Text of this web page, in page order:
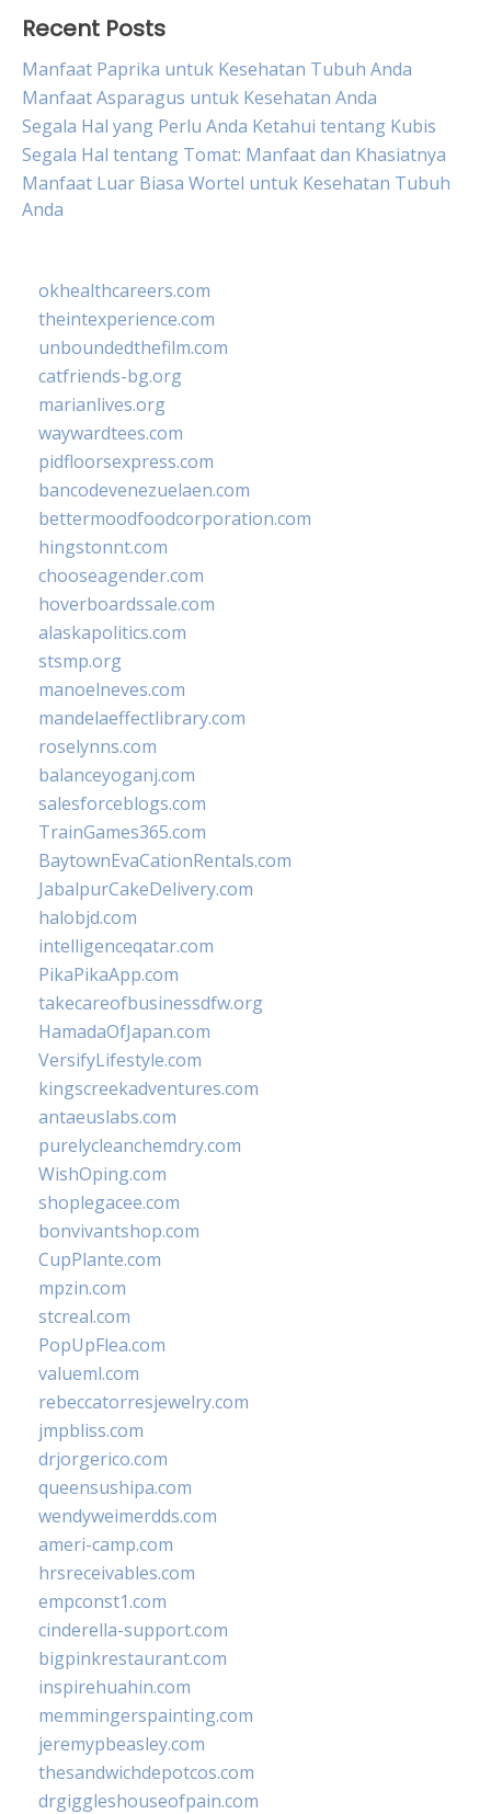
Recent Posts
Manfaat Paprika untuk Kesehatan Tubuh Anda
Manfaat Asparagus untuk Kesehatan Anda
Segala Hal yang Perlu Anda Ketahui tentang Kubis
Segala Hal tentang Tomat: Manfaat dan Khasiatnya
Manfaat Luar Biasa Wortel untuk Kesehatan Tubuh
Anda
okhealthcareers.com
theintexperience.com
unboundedthefilm.com
catfriends-bg.org
marianlives.org
waywardtees.com
pidfloorsexpress.com
bancodevenezuelaen.com
bettermoodfoodcorporation.com
hingstonnt.com
chooseagender.com
hoverboardssale.com
alaskapolitics.com
stsmp.org
manoelneves.com
mandelaeffectlibrary.com
roselynns.com
balanceyoganj.com
salesforceblogs.com
TrainGames365.com
BaytownEvaCationRentals.com
JabalpurCakeDelivery.com
halobjd.com
intelligenceqatar.com
PikaPikaApp.com
takecareofbusinessdfw.org
HamadaOfJapan.com
VersifyLifestyle.com
kingscreekadventures.com
antaeuslabs.com
purelycleanchemdry.com
WishOping.com
shoplegacee.com
bonvivantshop.com
CupPlante.com
mpzin.com
stcreal.com
PopUpFlea.com
valueml.com
rebeccatorresjewelry.com
jmpbliss.com
drjorgerico.com
queensushipa.com
wendyweimerdds.com
ameri-camp.com
hrsreceivables.com
empconst1.com
cinderella-support.com
bigpinkrestaurant.com
inspirehuahin.com
memmingerspainting.com
jeremypbeasley.com
thesandwichdepotcos.com
drgiggleshouseofpain.com